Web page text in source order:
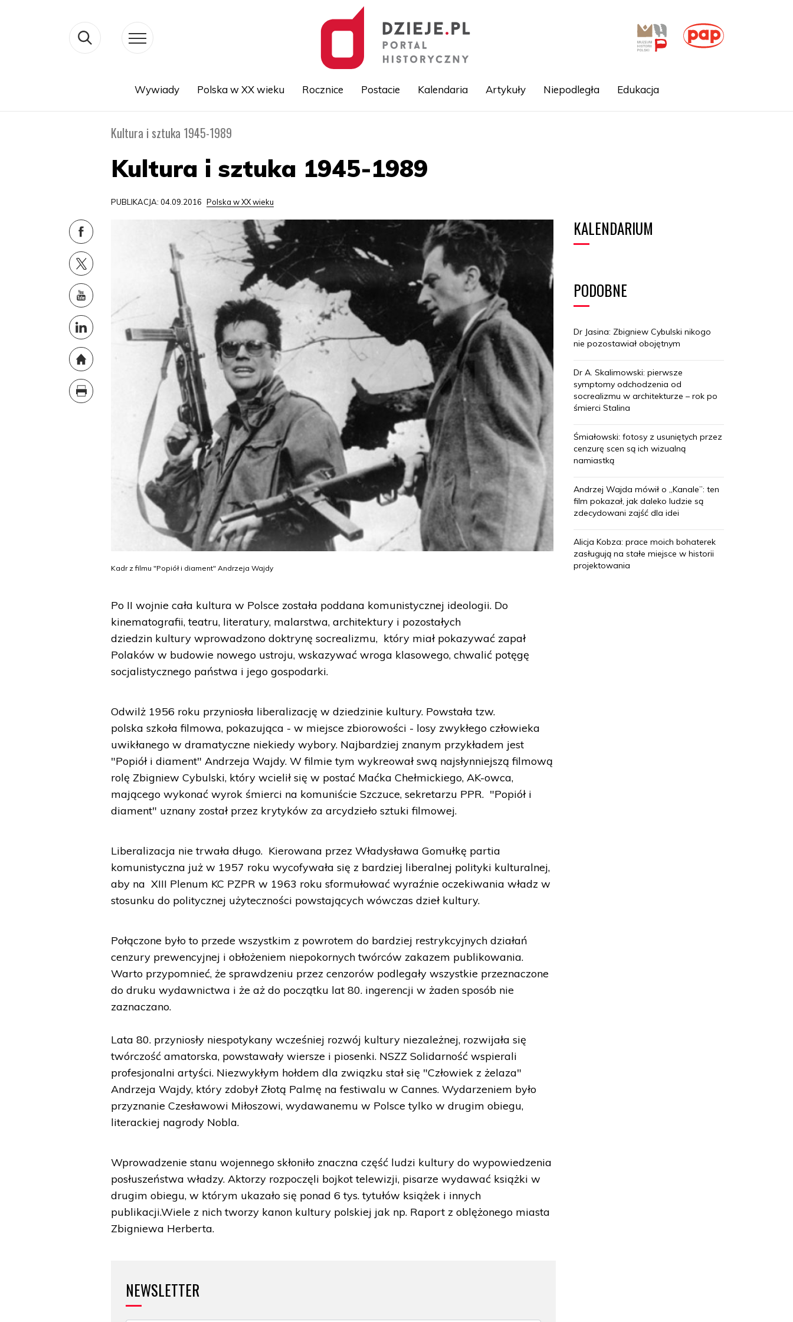
Wywiady Polska w XX wieku Rocznice Postacie Kalendaria Artykuły Niepodległa Edukacja
Kultura i sztuka 1945-1989
Kultura i sztuka 1945-1989
PUBLIKACJA: 04.09.2016 Polska w XX wieku
Kadr z filmu "Popiół i diament" Andrzeja Wajdy
Po II wojnie cała kultura w Polsce została poddana komunistycznej ideologii. Do
kinematografii, teatru, literatury, malarstwa, architektury i pozostałych
dziedzin kultury wprowadzono doktrynę socrealizmu, który miał pokazywać zapał
Polaków w budowie nowego ustroju, wskazywać wroga klasowego, chwalić potęgę
socjalistycznego państwa i jego gospodarki.
Odwilż 1956 roku przyniosła liberalizację w dziedzinie kultury. Powstała tzw.
polska szkoła filmowa, pokazująca - w miejsce zbiorowości - losy zwykłego człowieka
uwikłanego w dramatyczne niekiedy wybory. Najbardziej znanym przykładem jest
"Popiół i diament" Andrzeja Wajdy. W filmie tym wykreował swą najsłynniejszą filmową
rolę Zbigniew Cybulski, który wcielił się w postać Maćka Chełmickiego, AK-owca,
mającego wykonać wyrok śmierci na komuniście Szczuce, sekretarzu PPR. "Popiół i
diament" uznany został przez krytyków za arcydzieło sztuki filmowej.
Liberalizacja nie trwała długo. Kierowana przez Władysława Gomułkę partia
komunistyczna już w 1957 roku wycofywała się z bardziej liberalnej polityki kulturalnej,
aby na XIII Plenum KC PZPR w 1963 roku sformułować wyraźnie oczekiwania władz w
stosunku do politycznej użyteczności powstających wówczas dzieł kultury.
Połączone było to przede wszystkim z powrotem do bardziej restrykcyjnych działań
cenzury prewencyjnej i obłożeniem niepokornych twórców zakazem publikowania.
Warto przypomnieć, że sprawdzeniu przez cenzorów podlegały wszystkie przeznaczone
do druku wydawnictwa i że aż do początku lat 80. ingerencji w żaden sposób nie
zaznaczano.
Lata 80. przyniosły niespotykany wcześniej rozwój kultury niezależnej, rozwijała się
twórczość amatorska, powstawały wiersze i piosenki. NSZZ Solidarność wspierali
profesjonalni artyści. Niezwykłym hołdem dla związku stał się "Człowiek z żelaza"
Andrzeja Wajdy, który zdobył Złotą Palmę na festiwalu w Cannes. Wydarzeniem było
przyznanie Czesławowi Miłoszowi, wydawanemu w Polsce tylko w drugim obiegu,
literackiej nagrody Nobla.
Wprowadzenie stanu wojennego skłoniło znaczna część ludzi kultury do wypowiedzenia
posłuszeństwa władzy. Aktorzy rozpoczęli bojkot telewizji, pisarze wydawać książki w
drugim obiegu, w którym ukazało się ponad 6 tys. tytułów książek i innych
publikacji.Wiele z nich tworzy kanon kultury polskiej jak np. Raport z oblężonego miasta
Zbigniewa Herberta.
NEWSLETTER
KALENDARIUM
PODOBNE
Dr Jasina: Zbigniew Cybulski nikogo
nie pozostawiał obojętnym
Dr A. Skalimowski: pierwsze
symptomy odchodzenia od
socrealizmu w architekturze – rok po
śmierci Stalina
Śmiałowski: fotosy z usuniętych przez
cenzurę scen są ich wizualną
namiastką
Andrzej Wajda mówił o „Kanale”: ten
film pokazał, jak daleko ludzie są
zdecydowani zajść dla idei
Alicja Kobza: prace moich bohaterek
zasługują na stałe miejsce w historii
projektowania